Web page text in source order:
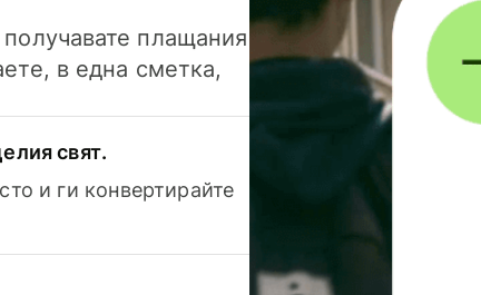
плащания
в една сметка,
свят.
и ги конвертирайте